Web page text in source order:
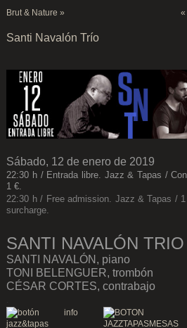
Brut & Nature » «
Santi Navalón Trío
Sábado, 12 de enero de 2019
22:30 h / Entrada libre. Jazz & Tapas /
1 €.
22:30 h / Free admission. Jazz & Tapas /
surcharge.
SANTI NAVALÓN TRIO
SANTI NAVALÓN, piano
TONI BELENGUER, trombón
CÉSAR CORTES, contrabajo